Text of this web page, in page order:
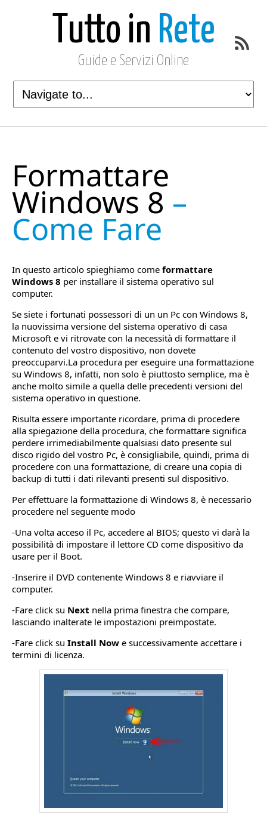
Tutto in Rete
Guide e Servizi Online
Formattare
Windows 8 –
Come Fare
In questo articolo spieghiamo come formattare
Windows 8 per installare il sistema operativo sul
computer.
Se siete i fortunati possessori di un un Pc con Windows 8,
la nuovissima versione del sistema operativo di casa
Microsoft e vi ritrovate con la necessità di formattare il
contenuto del vostro dispositivo, non dovete
preoccuparvi.La procedura per eseguire una formattazione
su Windows 8, infatti, non solo è piuttosto semplice, ma è
anche molto simile a quella delle precedenti versioni del
sistema operativo in questione.
Risulta essere importante ricordare, prima di procedere
alla spiegazione della procedura, che formattare significa
perdere irrimediabilmente qualsiasi dato presente sul
disco rigido del vostro Pc, è consigliabile, quindi, prima di
procedere con una formattazione, di creare una copia di
backup di tutti i dati rilevanti presenti sul dispositivo.
Per effettuare la formattazione di Windows 8, è necessario
procedere nel seguente modo
-Una volta acceso il Pc, accedere al BIOS; questo vi darà la
possibilità di impostare il lettore CD come dispositivo da
usare per il Boot.
-Inserire il DVD contenente Windows 8 e riavviare il
computer.
-Fare click su Next nella prima finestra che compare,
lasciando inalterate le impostazioni preimpostate.
-Fare click su Install Now e successivamente accettare i
termini di licenza.